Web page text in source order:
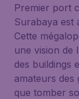
Premier port
Surabaya est
Cette
une vision de
des buildings
amateurs des
que tomber